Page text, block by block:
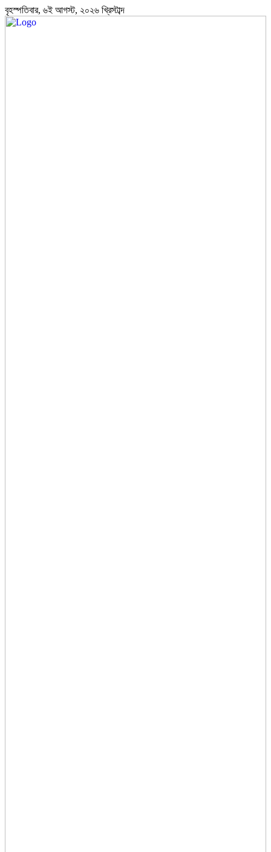
বৃহস্পতিবার, ৬ই আগস্ট, ২০২৬ খ্রিস্টাব্দ